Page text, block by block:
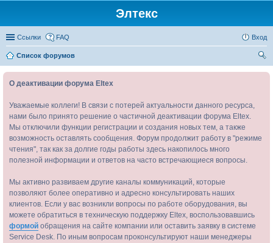
Элтекс
Ссылки FAQ Вход
Список форумов
О деактивации форума Eltex
Уважаемые коллеги! В связи с потерей актуальности данного ресурса,
нами было принято решение о частичной деактивации форума Eltex.
Мы отключили функции регистрации и создания новых тем, а также
возможность оставлять сообщения. Форум продолжит работу в "режиме
чтения", так как за долгие годы работы здесь накопилось много
полезной информации и ответов на часто встречающиеся вопросы.
Мы активно развиваем другие каналы коммуникаций, которые
позволяют более оперативно и адресно консультировать наших
клиентов. Если у вас возникли вопросы по работе оборудования, вы
можете обратиться в техническую поддержку Eltex, воспользовавшись
формой обращения на сайте компании или оставить заявку в системе
Service Desk. По иным вопросам проконсультируют наши менеджеры